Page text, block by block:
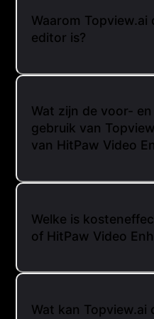
Waarom
editor is?
Wat zijn de voor-
gebruik van
van HitPaw Video
Welke is
of HitPaw Video
Wat kan Topview.ai